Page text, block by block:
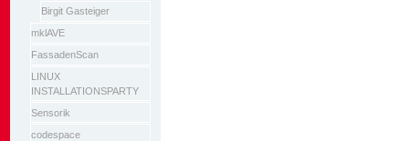
Birgit Gasteiger
mklAVE
FassadenScan
LINUX
INSTALLATIONSPARTY
Sensorik
codespace